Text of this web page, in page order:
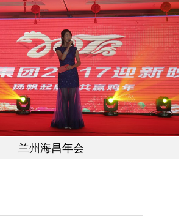
兰州海昌年会